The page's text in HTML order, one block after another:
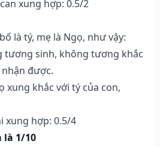
xung hợp: 0.5/2
là tý, mẹ là Ngọ, như vậy:
tương sinh, không tương khắc
được.
xung khắc với tý của con,
xung hợp: 0.5/4
là 1/10